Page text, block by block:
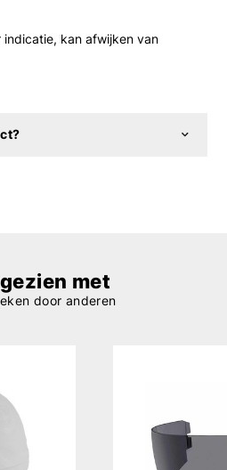
kan afwijken van
met
door anderen